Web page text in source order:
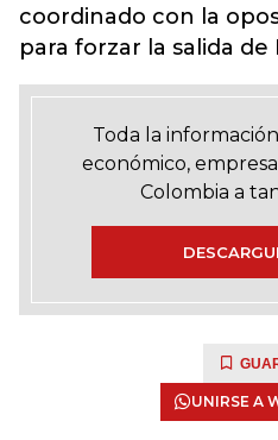
coordinado con la
para forzar la salida de
Toda la
económico,
Colombia a
UNIRSE A